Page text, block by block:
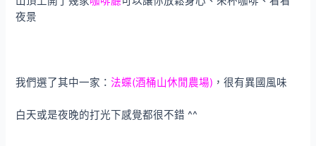
夜景
我們選了其中一家：法蝶(酒桶山休閒農場) ，很有異國風味
白天或是夜晚的打光下感覺都很不錯 ^^